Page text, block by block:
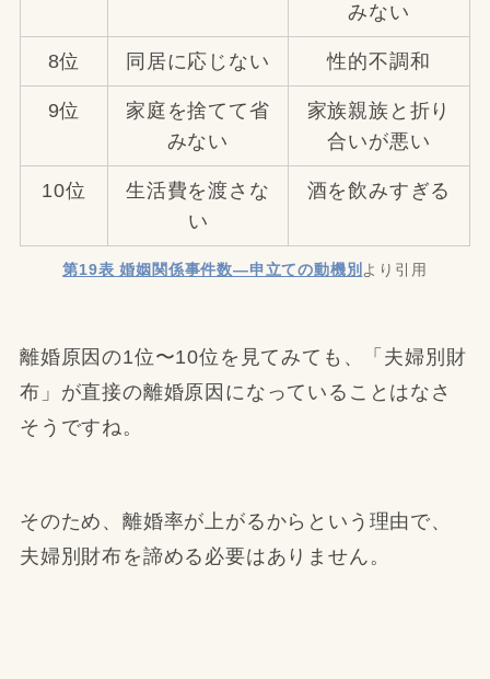
みない
8位 同居に応じない 性的不調和
9位
家庭を捨てて省
みない
家族親族と折り
合いが悪い
10位
生活費を渡さな
い
酒を飲みすぎる
第19表 婚姻関係事件数―申立ての動機別 より引用
離婚原因の1位〜10位を見てみても、「夫婦別財
布」が直接の離婚原因になっていることはなさ
そうですね。
そのため、離婚率が上がるからという理由で、
夫婦別財布を諦める必要はありません。